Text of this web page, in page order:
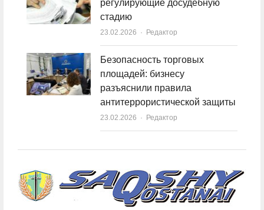
регулирующие досудебную
стадию
23.02.2026 Author
Редактор
Безопасность торговых
площадей: бизнесу
разъяснили правила
антитеррористической защиты
23.02.2026 Author
Редактор